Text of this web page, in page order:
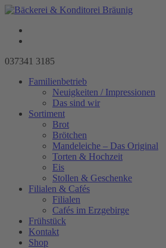
037341 3185
Familienbetrieb
Neuigkeiten / Impressionen
Das sind wir
Sortiment
Brot
Brötchen
Mandeleiche – Das Original
Torten & Hochzeit
Eis
Stollen & Geschenke
Filialen & Cafés
Filialen
Cafés im Erzgebirge
Frühstück
Kontakt
Shop